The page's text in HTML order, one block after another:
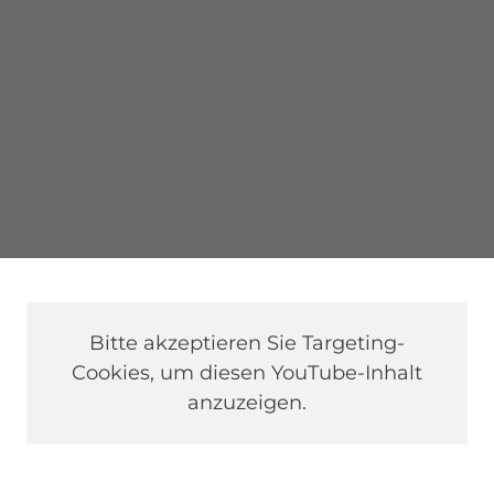
Bitte akzeptieren Sie Targeting-
Cookies, um diesen YouTube-Inhalt
anzuzeigen.